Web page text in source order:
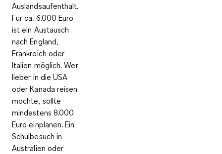
Auslandsaufenthalt.
Für ca. 6.000 Euro
ist ein Austausch
nach England,
Frankreich oder
Italien möglich. Wer
lieber in die USA
oder Kanada reisen
möchte, sollte
mindestens 8.000
Euro einplanen. Ein
Schulbesuch in
Australien oder